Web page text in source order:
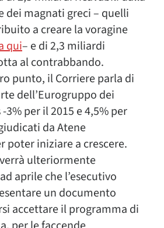
dei magnati greci – quelli
a creare la voragine
qui– e di 2,3 miliardi
al contrabbando.
punto, il Corriere parla di
dell’Eurogruppo dei
per il 2015 e 4,5% per
da Atene
poter iniziare a crescere.
ulteriormente
aprile che l’esecutivo
un documento
accettare il programma di